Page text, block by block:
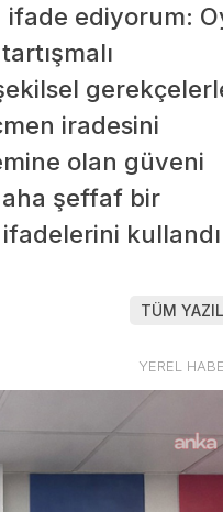
ifade ediyorum:
iradesini
olan güveni
şeffaf bir
TÜM
YEREL